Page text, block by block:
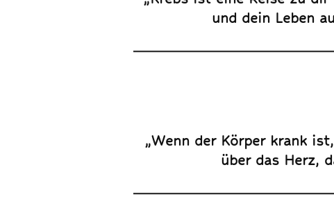
und dein Leben
„Wenn der Körper krank
über das Herz,